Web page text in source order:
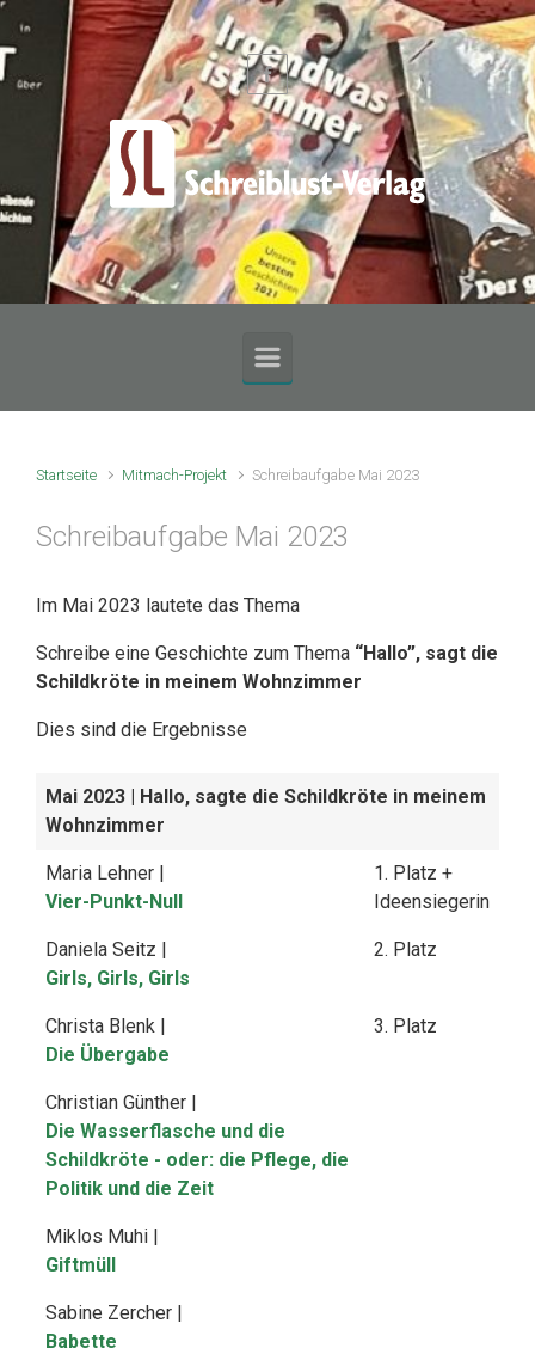
Zum Hauptinhalt springen
Startseite Mitmach-Projekt Schreibaufgabe Mai 2023
Schreibaufgabe Mai 2023
Im Mai 2023 lautete das Thema
Schreibe eine Geschichte zum Thema “Hallo”, sagt die
Schildkröte in meinem Wohnzimmer
Dies sind die Ergebnisse
Mai 2023 | Hallo, sagte die Schildkröte in meinem
Wohnzimmer
Maria Lehner |
Vier-Punkt-Null
1. Platz +
Ideensiegerin
Daniela Seitz |
Girls, Girls, Girls
2. Platz
Christa Blenk |
Die Übergabe
3. Platz
Christian Günther |
Die Wasserflasche und die
Schildkröte - oder: die Pflege, die
Politik und die Zeit
Miklos Muhi |
Giftmüll
Sabine Zercher |
Babette